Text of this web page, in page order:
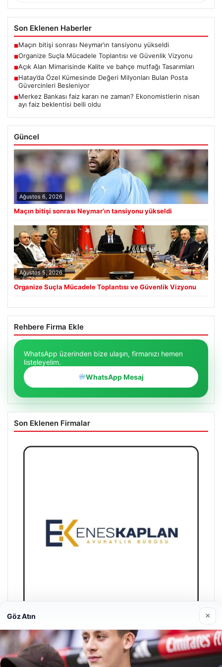
Son Eklenen Haberler
■Maçın bitişi sonrası Neymar’ın tansiyonu yükseldi
■Organize Suçla Mücadele Toplantısı ve Güvenlik Vizyonu
■Açık Alan Mimarisinde Kalite ve bahçe mutfağı Tasarımları
■Hatay’da Özel Kümesinde Değeri Milyonları Bulan Posta
Güvercinleri Besleniyor
■Merkez Bankası faiz kararı ne zaman? Ekonomistlerin nisan
ayı faiz beklentisi belli oldu
Güncel
Ağustos 6, 2026
Maçın bitişi sonrası Neymar’ın tansiyonu yükseldi
Ağustos 5, 2026
Organize Suçla Mücadele Toplantısı ve Güvenlik Vizyonu
Rehbere Firma Ekle
WhatsApp üzerinden bize ulaşın, firmanızı hemen
listeleyelim.
WhatsApp Mesaj
Son Eklenen Firmalar
Enes Kaplan Avukatlık Bürosu
Nisan 28, 2026
Göz Atın ×